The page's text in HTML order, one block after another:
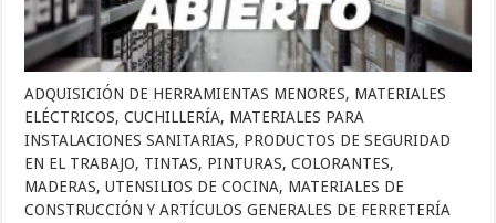
ADQUISICIÓN DE HERRAMIENTAS MENORES, MATERIALES
ELÉCTRICOS, CUCHILLERÍA, MATERIALES PARA
INSTALACIONES SANITARIAS, PRODUCTOS DE SEGURIDAD
EN EL TRABAJO, TINTAS, PINTURAS, COLORANTES,
MADERAS, UTENSILIOS DE COCINA, MATERIALES DE
CONSTRUCCIÓN Y ARTÍCULOS GENERALES DE FERRETERÍA